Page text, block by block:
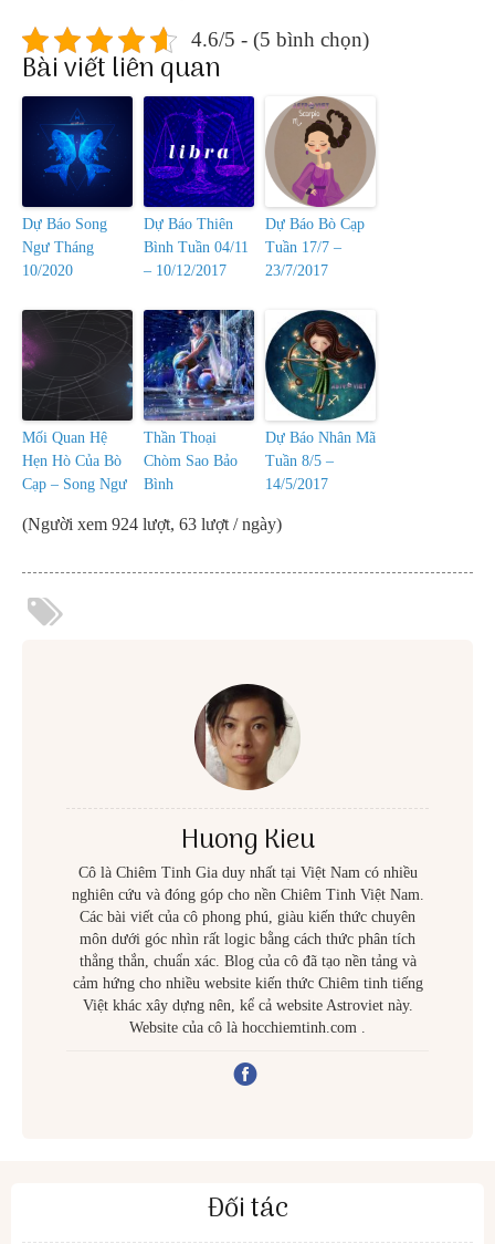
4.6/5 - (5 bình chọn)
Bài viết liên quan
Dự Báo Song
Ngư Tháng
10/2020
Dự Báo Thiên
Bình Tuần 04/11
– 10/12/2017
Dự Báo Bò Cạp
Tuần 17/7 –
23/7/2017
Mối Quan Hệ
Hẹn Hò Của Bò
Cạp – Song Ngư
Thần Thoại
Chòm Sao Bảo
Bình
Dự Báo Nhân Mã
Tuần 8/5 –
14/5/2017
(Người xem 924 lượt, 63 lượt / ngày)
Huong Kieu
Cô là Chiêm Tinh Gia duy nhất tại Việt Nam có nhiều
nghiên cứu và đóng góp cho nền Chiêm Tinh Việt Nam.
Các bài viết của cô phong phú, giàu kiến thức chuyên
môn dưới góc nhìn rất logic bằng cách thức phân tích
thẳng thắn, chuẩn xác. Blog của cô đã tạo nền tảng và
cảm hứng cho nhiều website kiến thức Chiêm tinh tiếng
Việt khác xây dựng nên, kể cả website Astroviet này.
Website của cô là hocchiemtinh.com .
Đối tác